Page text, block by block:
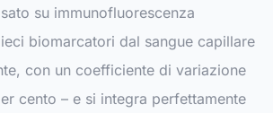
su immunofluorescenza
biomarcatori dal sangue capillare
con un coefficiente di variazione
cento – e si integra perfettamente